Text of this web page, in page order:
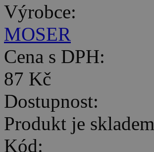
Výrobce:
MOSER
Cena s DPH:
87 Kč
Dostupnost:
Produkt je skladem
Kód: